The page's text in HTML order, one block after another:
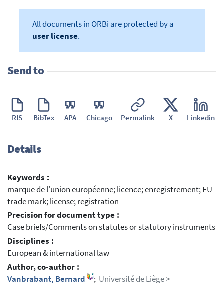
All documents in ORBi are protected by a
user license.
Send to
RIS BibTex APA Chicago Permalink X Linkedin
Details
Keywords :
marque de l'union européenne; licence; enregistrement; EU
trade mark; license; registration
Precision for document type :
Case briefs/Comments on statutes or statutory instruments
Disciplines :
European & international law
Author, co-author :
Vanbrabant, Bernard
; Université de Liège >